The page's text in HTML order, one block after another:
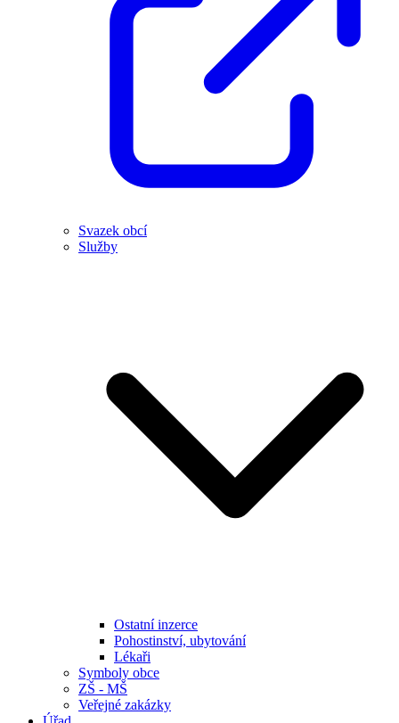
Svazek obcí
Služby
Ostatní inzerce
Pohostinství, ubytování
Lékaři
Symboly obce
ZŠ - MŠ
Veřejné zakázky